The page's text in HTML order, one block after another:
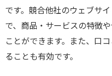
です。競合他社のウェブサ
で、商品・サービスの特徴
ことができます。また、口
ることも有効です。